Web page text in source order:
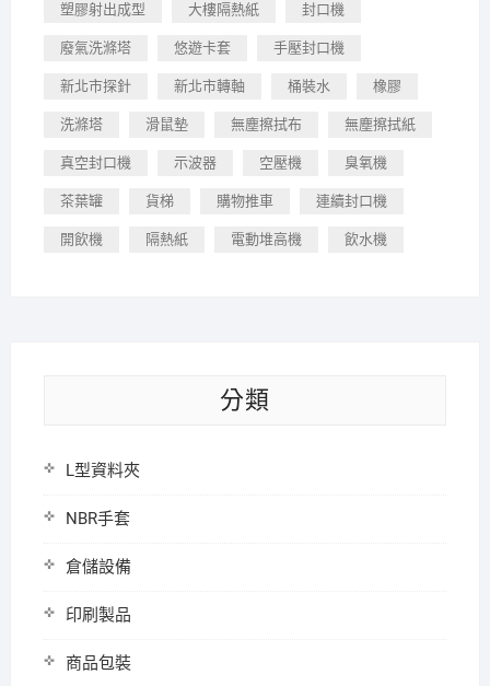
塑膠射出成型 大樓隔熱紙 封口機
廢氣洗滌塔 悠遊卡套 手壓封口機
新北市探針 新北市轉軸 桶裝水 橡膠
洗滌塔 滑鼠墊 無塵擦拭布 無塵擦拭紙
真空封口機 示波器 空壓機 臭氧機
茶葉罐 貨梯 購物推車 連續封口機
開飲機 隔熱紙 電動堆高機 飲水機
分類
L型資料夾
NBR手套
倉儲設備
印刷製品
商品包裝